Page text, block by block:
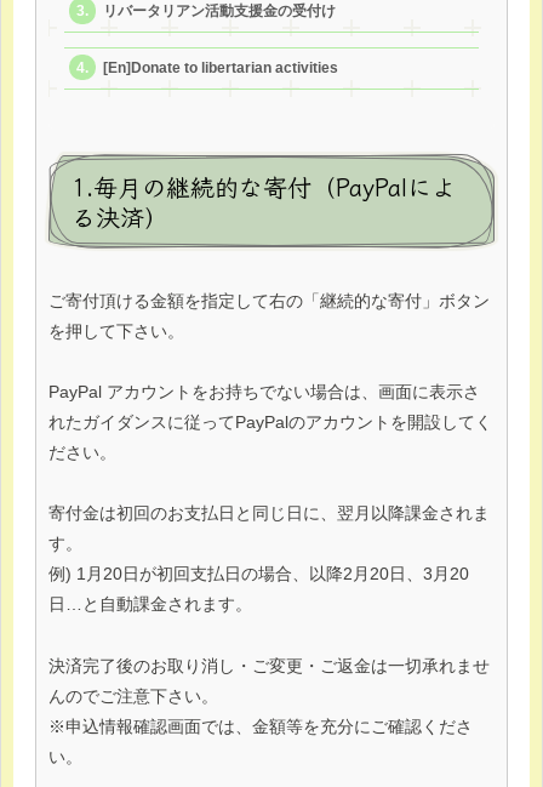
リバータリアン活動支援金の受付け
[En]Donate to libertarian activities
1.毎月の継続的な寄付（PayPalによ
る決済）
ご寄付頂ける金額を指定して右の「継続的な寄付」ボタン
を押して下さい。
PayPal アカウントをお持ちでない場合は、画面に表示さ
れたガイダンスに従ってPayPalのアカウントを開設してく
ださい。
寄付金は初回のお支払日と同じ日に、翌月以降課金されま
す。
例) 1月20日が初回支払日の場合、以降2月20日、3月20
日…と自動課金されます。
決済完了後のお取り消し・ご変更・ご返金は一切承れませ
んのでご注意下さい。
※申込情報確認画面では、金額等を充分にご確認くださ
い。